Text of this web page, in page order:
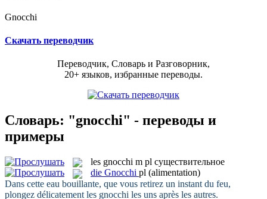
Gnocchi
Скачать переводчик
Переводчик, Словарь и Разговорник,
20+ языков, избранные переводы.
Словарь: "gnocchi" - переводы и
примеры
les gnocchi m pl существительное
die Gnocchi pl (alimentation)
Dans cette eau bouillante, que vous retirez un instant du feu,
plongez délicatement les gnocchi les uns après les autres.